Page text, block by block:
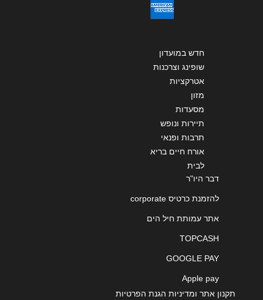
חדש במועדון
שופינג וצרכנות
אטרקציות
מזון
מסעדות
תיירות ונופש
תרבות ופנאי
אורח חיים בריא
לבית
דבר היו"ר
להזמנת כרטיס corporate
אתר עמותת חיל הים
TOPCASH
GOOGLE PAY
Apple pay
תקנון אתר ומדיניות הגנת הפרטיות